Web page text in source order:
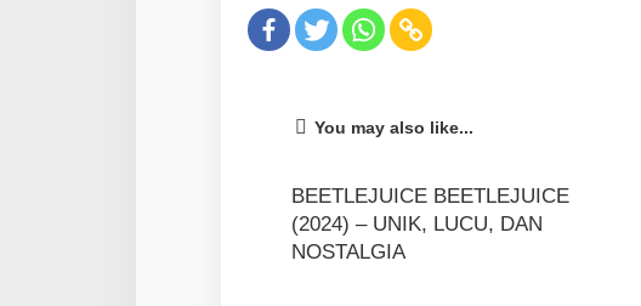
You may also like...
BEETLEJUICE BEETLEJUICE
(2024) – UNIK, LUCU, DAN
NOSTALGIA